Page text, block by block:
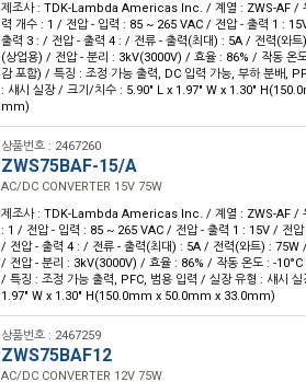
제조사 : TDK-Lambda Americas Inc. / 계열 : ZWS-AF /
력 개수 : 1 / 전압 - 입력 : 85 ~ 265 VAC / 전압 - 출력 1 :
출력 3 : / 전압 - 출력 4 : / 전류 - 출력(최대) : 5A / 전력(와
(상업용) / 전압 - 분리 : 3kV(3000V) / 효율 : 86% / 작동 온
감 포함) / 특징 : 조정 가능 출력, DC 입력 가능, 부하 분배,
: 섀시 실장 / 크기/치수 : 5.90" L x 1.97" W x 1.30"
mm)
상품번호 : 2467260
ZWS75BAF-15/A
AC/DC CONVERTER 15V 75W
제조사 : TDK-Lambda Americas Inc. / 계열 : ZWS-AF /
: 1 / 전압 - 입력 : 85 ~ 265 VAC / 전압 - 출력 1 : 15V / 전
/ 전압 - 출력 4 : / 전류 - 출력(최대) : 5A / 전력(와트) : 75W
/ 전압 - 분리 : 3kV(3000V) / 효율 : 86% / 작동 온도 : -10°C
/ 특징 : 조정 가능 출력, PFC, 범용 입력 / 실장 유형 : 섀시
1.97" W x 1.30" H(150.0mm x 50.0mm x 33.0mm)
상품번호 : 2467259
ZWS75BAF12
AC/DC CONVERTER 12V 75W